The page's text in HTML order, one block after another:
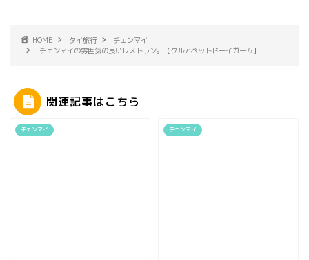
HOME タイ旅行
チェンマイ
チェンマイの雰囲気の良いレストラン。【クルアペットドーイガーム】
関連記事はこちら
チェンマイ チェンマイ